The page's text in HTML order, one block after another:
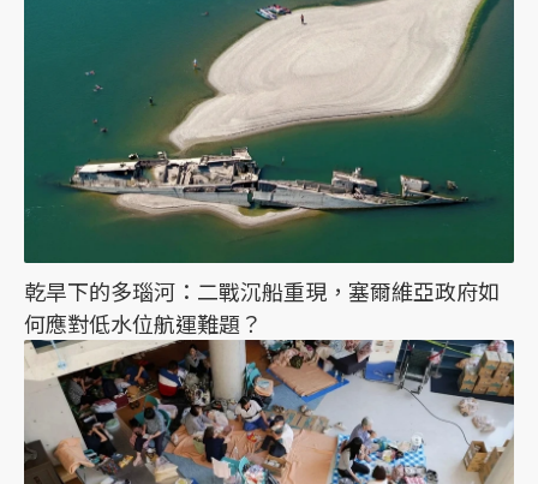
乾旱下的多瑙河：二戰沉船重現，塞爾維亞政府如
何應對低水位航運難題？